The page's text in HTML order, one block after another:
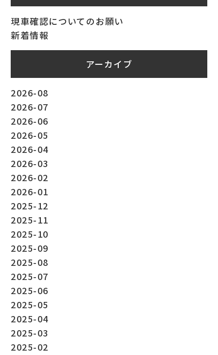
現車確認についてのお願い
新着情報
アーカイブ
2026-08
2026-07
2026-06
2026-05
2026-04
2026-03
2026-02
2026-01
2025-12
2025-11
2025-10
2025-09
2025-08
2025-07
2025-06
2025-05
2025-04
2025-03
2025-02